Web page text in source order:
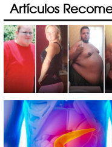
Artículos